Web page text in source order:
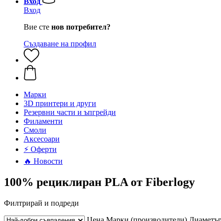
Вход
Вие сте нов потребител?
Създаване на профил
Mарки
3D принтери и други
Резервни части и ъпгрейди
Филаменти
Смоли
Аксесоари
⚡ Оферти
🔥 Новости
100% рециклиран PLA от Fiberlogy
Филтрирай и подреди